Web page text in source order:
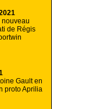
nouveau
de Régis
Gault en
proto Aprilia